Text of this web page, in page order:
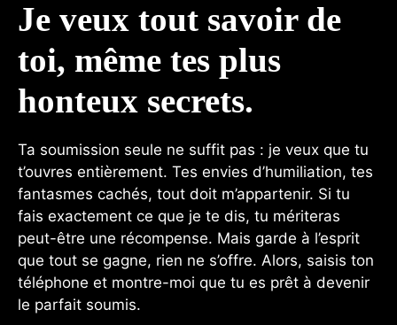
Je veux tout savoir de
toi, même tes plus
honteux secrets.
Ta soumission seule ne suffit pas : je veux que tu
t’ouvres entièrement. Tes envies d’humiliation, tes
fantasmes cachés, tout doit m’appartenir. Si tu
fais exactement ce que je te dis, tu mériteras
peut-être une récompense. Mais garde à l’esprit
que tout se gagne, rien ne s’offre. Alors, saisis ton
téléphone et montre-moi que tu es prêt à devenir
le parfait soumis.